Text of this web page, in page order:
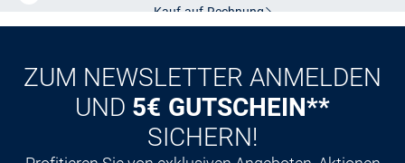
Kauf auf Rechnung
ZUM NEWSLETTER ANMELDEN
UND 5€ GUTSCHEIN**
SICHERN!